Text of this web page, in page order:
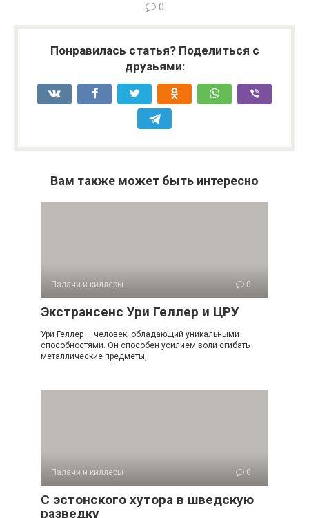
0
Понравилась статья? Поделиться с
друзьями:
Вам также может быть интересно
Палачи и киллеры 0
Экстрансенс Ури Геллер и ЦРУ
Ури Геллер — человек, обладающий уникальными
способностями. Он способен усилием воли сгибать
металлические предметы,
Палачи и киллеры 0
С эстонского хутора в шведскую
разведку